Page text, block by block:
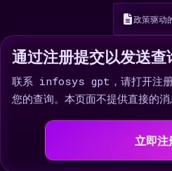
政策驱动
通过注册提交以发送查
联系 infosys gpt，请打开注册
您的查询。本页面不提供直接的消
立即注